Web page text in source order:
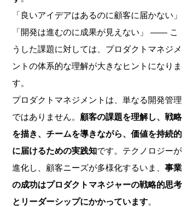
「良いアイデアはあるのに顧客に届かない」
「開発は進むのに成果が見えない」 ―― こ
うした課題に対しては、プロダクトマネジメ
ントの体系的な理解が大きなヒントになりま
す。
プロダクトマネジメントは、単なる開発管理
ではありません。 顧客の課題を理解し、戦略
を描き、チームを導きながら、価値を持続的
に届けるための実践知です。テクノロジーが
進化し、顧客ニーズが多様化するいま、 事業
の成功はプロダクトマネジャーの戦略的思考
とリーダーシップにかかっています。